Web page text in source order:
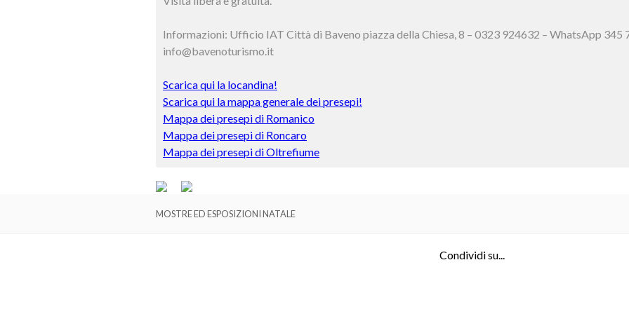
Informazioni: Ufficio IAT Città di Baveno piazza della Chiesa, 8 – 0323 924632 – WhatsApp 345
info@bavenoturismo.it
Scarica qui la locandina!
Scarica qui la mappa generale dei presepi!
Mappa dei presepi di Romanico
Mappa dei presepi di Roncaro
Mappa dei presepi di Oltrefiume
MOSTRE ED ESPOSIZIONI NATALE
Condividi su...